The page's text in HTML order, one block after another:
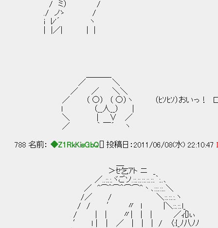
/ ミ） /
./ ノゝ /
i ﾚ'´ ヽ
| |／| | |
／ ＼
／ ／ ＼＼
／ （ ○） （ ○）ヽ （ﾋｿﾋｿ）おいっ！ 口に出
l （__人__） |
＼ | ∨ ／
／ ｀ ￣´ ヽ
788 名前： ◆Z1RkKisGbQ [] 投稿日：2011/06/08(水) 22:10:47
＞ｾ乞ｱト ニ _
／..::.:.ヾごソ.::.::.::.::.::.｀:..､
／ ^⌒＾⌒＾⌒⌒^丶､:::.::..＼
/／ / ＼::.::.:.ヽ
/ / ′ 〃 l |＼::.::.l_
/ | | 〃| | | ／ｨ[}ぃ
′ ｌ | ｜ ／ | | | / 〈:{_ﾉ八ﾉﾉ